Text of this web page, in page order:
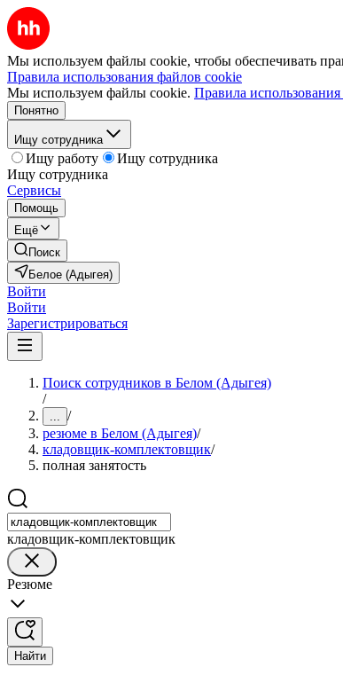
Мы используем файлы cookie, чтобы обеспечивать
Правила использования файлов cookie
Мы используем файлы cookie. Правила
Понятно
Ищу сотрудника
Ищу работу
Ищу сотрудника
Ищу сотрудника
Сервисы
Помощь
Ещё
Поиск
Белое (Адыгея)
Войти
Войти
Зарегистрироваться
Поиск сотрудников в Белом (Адыгея)
/
... /
резюме в Белом (Адыгея)/
кладовщик-комплектовщик/
полная занятость
кладовщик-комплектовщик
Резюме
Найти